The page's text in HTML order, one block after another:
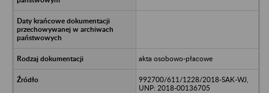
akta osobowo-płacowe
992700/611/1228/2018-SAK-WJ,
UNP: 2018-00136705